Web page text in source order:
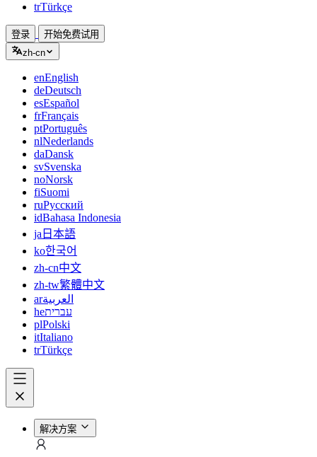
trTürkçe
登录
开始免费试用
zh-cn
enEnglish
deDeutsch
esEspañol
frFrançais
ptPortuguês
nlNederlands
daDansk
svSvenska
noNorsk
fiSuomi
ruРусский
idBahasa Indonesia
ja 日本語
ko한국어
zh-cn中文
zh-tw繁體中文
arالعربية
heעברית
plPolski
itItaliano
trTürkçe
解决方案